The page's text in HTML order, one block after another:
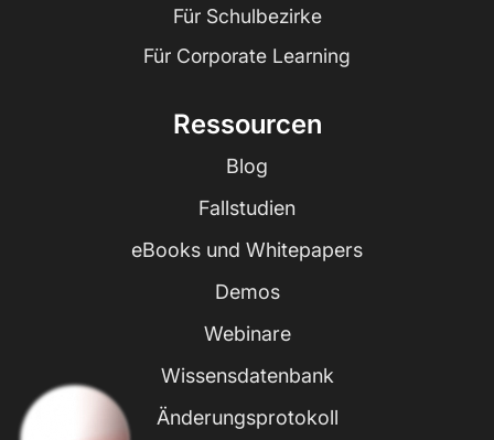
Für Schulbezirke
Für Corporate Learning
Ressourcen
Blog
Fallstudien
eBooks und Whitepapers
Demos
Webinare
Wissensdatenbank
Änderungsprotokoll